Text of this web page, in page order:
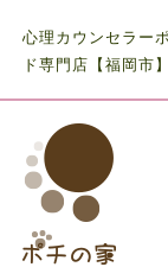
心理カウンセラー
ド専門店【福岡市】